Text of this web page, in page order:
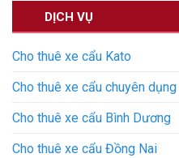
DỊCH VỤ
Cho thuê xe cẩu Kato
Cho thuê xe cẩu chuyên dụng
Cho thuê xe cẩu Bình Dương
Cho thuê xe cẩu Đồng Nai